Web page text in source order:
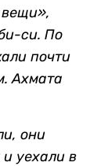
си. По
почти
Ахмата
они
уехали в